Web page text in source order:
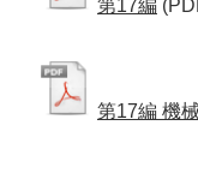
第17編
第17編 機